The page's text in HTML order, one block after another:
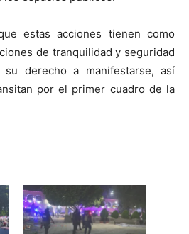
estas acciones tienen como
de tranquilidad y seguridad
su derecho a manifestarse, así
por el primer cuadro de la